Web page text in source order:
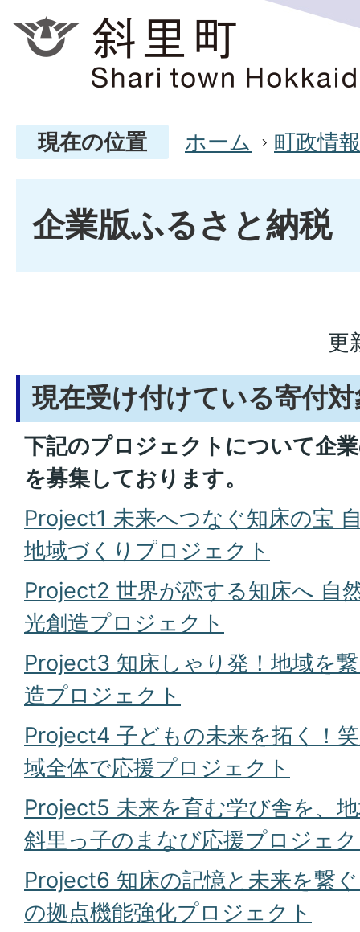
現在の位置 ホーム 町政情報
企業版ふるさと納税
更
現在受け付けている寄付
下記のプロジェクトについて企
を募集しております。
Project1 未来へつなぐ知床の宝
地域づくりプロジェクト
Project2 世界が恋する知床へ 自
光創造プロジェクト
Project3 知床しゃり発！地域を
造プロジェクト
Project4 子どもの未来を拓く！
域全体で応援プロジェクト
Project5 未来を育む学び舎を、
斜里っ子のまなび応援プロジェ
Project6 知床の記憶と未来を繋
の拠点機能強化プロジェクト